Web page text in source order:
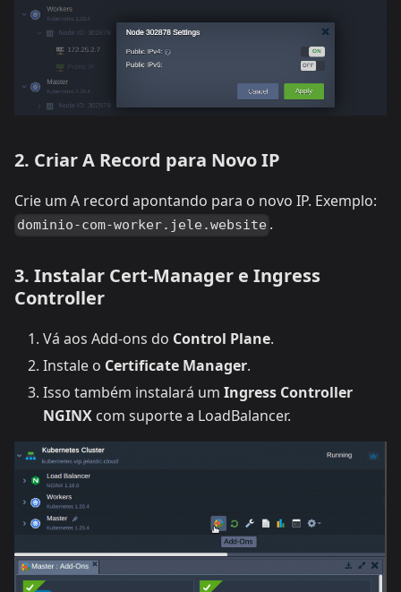
2. Criar A Record para Novo IP
Crie um A record apontando para o novo IP. Exemplo:
dominio-com-worker.jele.website .
3. Instalar Cert-Manager e Ingress
Controller
Vá aos Add-ons do Control Plane.
Instale o Certificate Manager.
Isso também instalará um Ingress Controller
NGINX com suporte a LoadBalancer.